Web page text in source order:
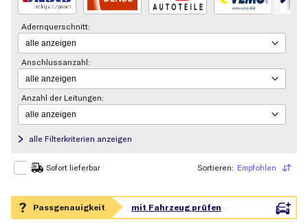
Adernquerschnitt:
Anschlussanzahl:
Anzahl der Leitungen:
alle Filterkriterien anzeigen
Sofort lieferbar Empfohlen
Sortieren